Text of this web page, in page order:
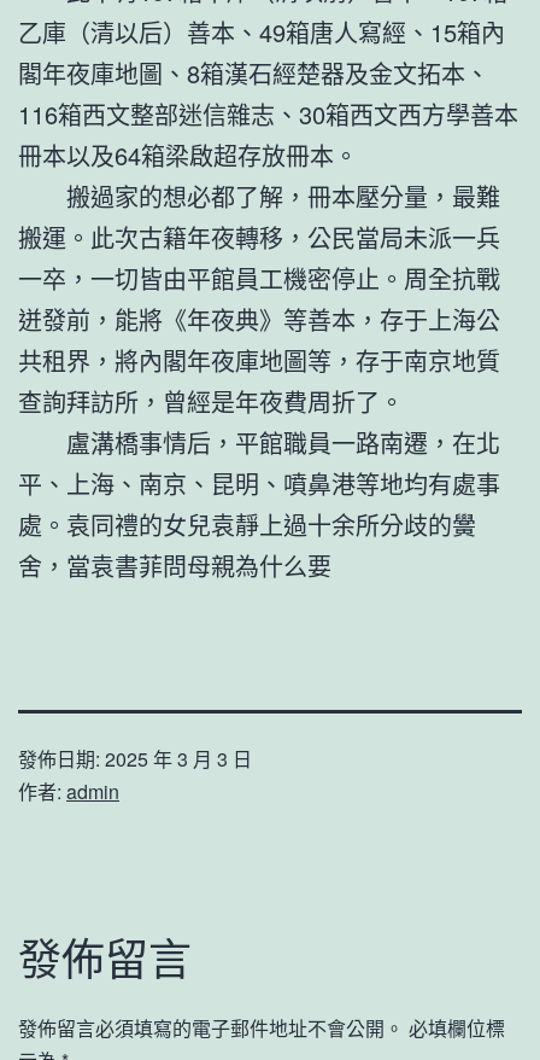
乙庫（清以后）善本、49箱唐人寫經、15箱內
閣年夜庫地圖、8箱漢石經楚器及金文拓本、
116箱西文整部迷信雜志、30箱西文西方學善本
冊本以及64箱梁啟超存放冊本。
搬過家的想必都了解，冊本壓分量，最難
搬運。此次古籍年夜轉移，公民當局未派一兵
一卒，一切皆由平館員工機密停止。周全抗戰
迸發前，能將《年夜典》等善本，存于上海公
共租界，將內閣年夜庫地圖等，存于南京地質
查詢拜訪所，曾經是年夜費周折了。
盧溝橋事情后，平館職員一路南遷，在北
平、上海、南京、昆明、噴鼻港等地均有處事
處。袁同禮的女兒袁靜上過十余所分歧的黌
舍，當袁書菲問母親為什么要
發佈日期: 2025 年 3 月 3 日
作者: admin
發佈留言
發佈留言必須填寫的電子郵件地址不會公開。 必填欄位標